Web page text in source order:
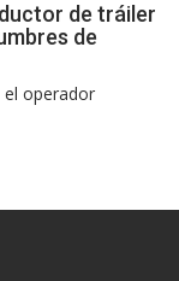
de tráiler
de
el operador